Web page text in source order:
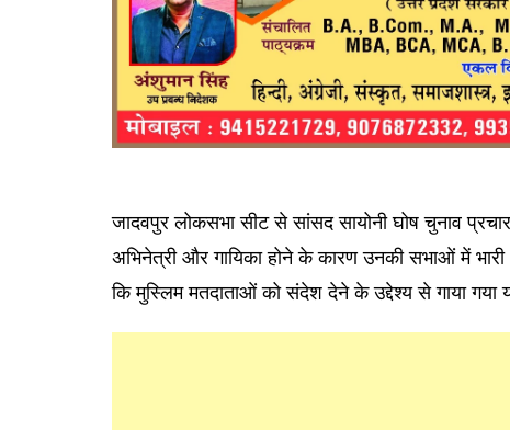
जादवपुर लोकसभा सीट से सांसद सायोनी घोष चुनाव
अभिनेत्री और गायिका होने के कारण उनकी सभाओं में भारी
कि मुस्लिम मतदाताओं को संदेश देने के उद्देश्य से गाया गया